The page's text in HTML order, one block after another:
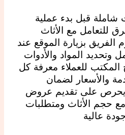
شاملة قبل بدء عملية
للتعامل مع الأثاث
الفريق بزيارة الموقع عند
وتحديد المواد والأدوات
المكتب للعملاء معرفة كل
والأسعار لضمان
ويحرص على تقديم عروض
حجم الأثاث ومتطلبات
عالية